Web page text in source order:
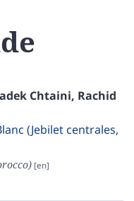
Chtaini, Rachid
(Jebilet centrales,